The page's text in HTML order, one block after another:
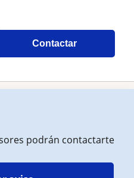
Contactar
podrán contactarte